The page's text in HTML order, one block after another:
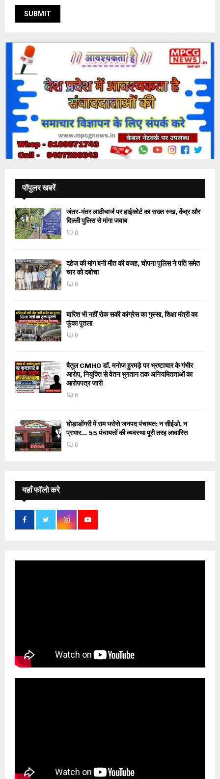
पॉपुलर खबरें
जंतर-मंतर लाठीचार्ज पर हाईकोर्ट का सख्त रुख, केंद्र और
दिल्ली पुलिस से मांगा जवाब
0
दहेज की मांग बनी मौत की वजह, चोपना पुलिस ने पति समेत
चार को दबोचा
0
बारिश भी नहीं रोक सकी कांग्रेस का गुस्सा, शिक्षा मंत्री का
फूंका पुतला
0
बैतूल CMHO डॉ. मनोज हुरमड़े पर भ्रष्टाचार के गंभीर
आरोप, नियुक्ति से वेतन भुगतान तक अनियमितताओं का
आरोपपत्र जारी
0
घोड़ाडोंगरी में राम भरोसे जनपद पंचायत: न सीईओ, न
प्रभार… 55 पंचायतों की व्यवस्था पूरी तरह लावारिस
0
यहाँ फॉलो करे